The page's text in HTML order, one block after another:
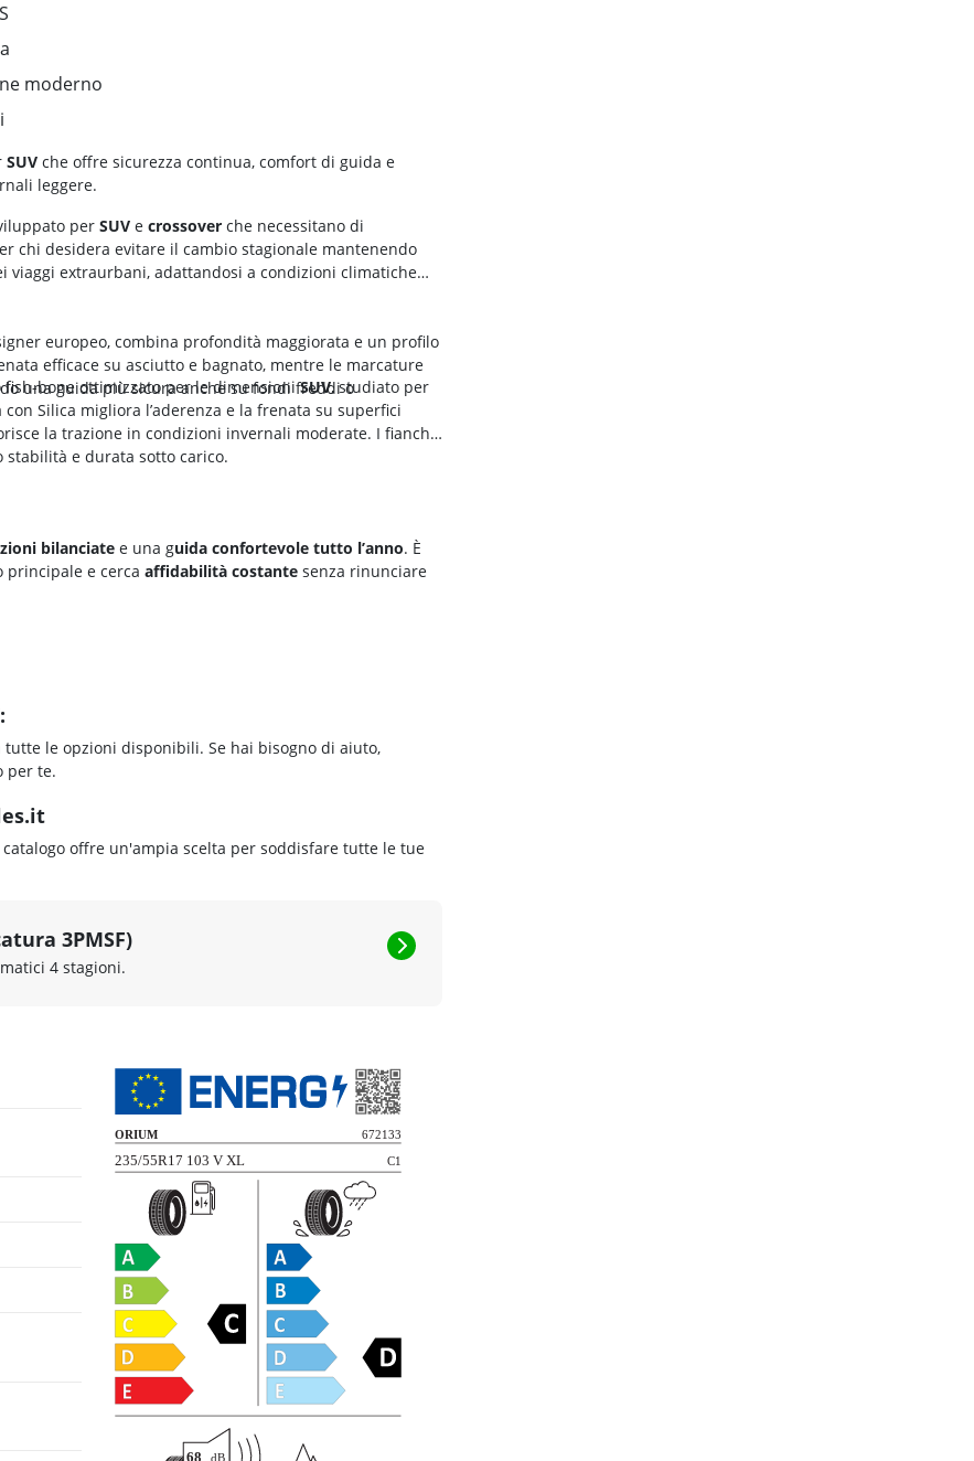
moderno
SUV che offre sicurezza continua, comfort di guida e
leggere.
per SUV e crossover che necessitano di
chi desidera evitare il cambio stagionale mantenendo
extraurbani, adattandosi a condizioni climatiche
europeo, combina profondità maggiorata e un profilo
efficace su asciutto e bagnato, mentre le marcature
una guida più sicura anche su fondi freddi o
bone ottimizzato per le dimensioniSUV, studiato per
con Silica migliora l’aderenza e la frenata su superfici
la trazione in condizioni invernali moderate. I fianchi
e durata sotto carico.
bilanciate e una guida confortevole tutto l’anno. È
principale e cerca affidabilità costante senza rinunciare
le opzioni disponibili. Se hai bisogno di aiuto,
per te.
catalogo offre un'ampia scelta per soddisfare tutte le tue
3PMSF)
4 stagioni.